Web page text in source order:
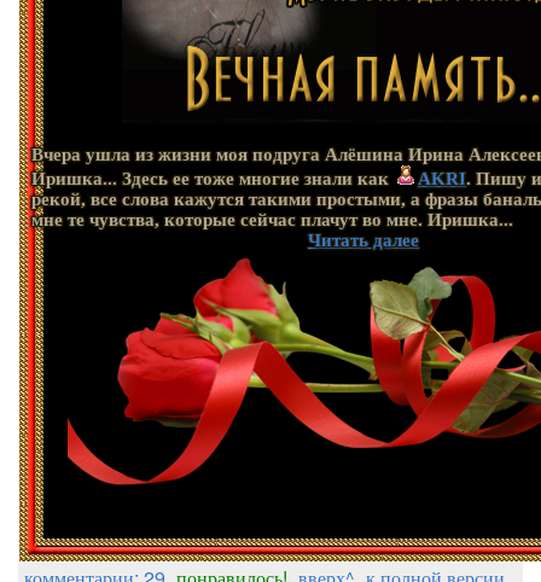
Вчера ушла из жизни моя подруга Алёшина Ирина
Иришка... Здесь ее тоже многие знали как
AKRI. Пишу и
рекой, все слова кажутся такими простыми, а фразы
мне те чувства, которые сейчас плачут во мне. Иришка...
Читать далее